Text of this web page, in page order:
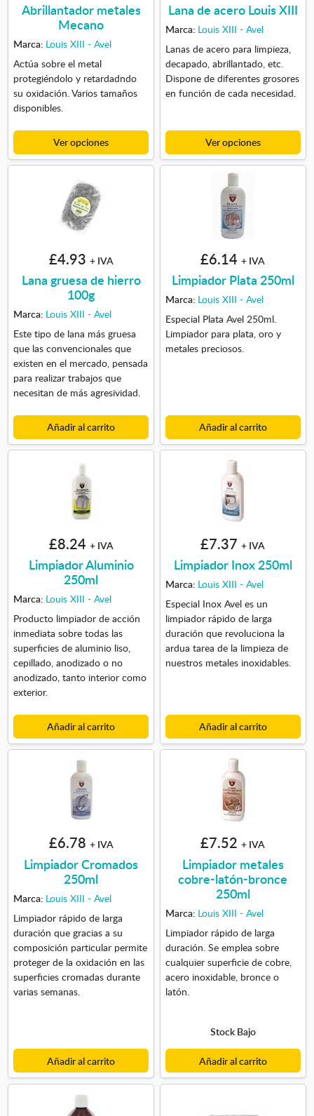
Abrillantador metales
Mecano
Marca: Louis XIII - Avel
Actúa sobre el metal
protegiéndolo y retardadndo
su oxidación. Varios tamaños
disponibles.
Ver opciones
Lana de acero Louis XIII
Marca: Louis XIII - Avel
Lanas de acero para limpieza,
decapado, abrillantado, etc.
Dispone de diferentes grosores
en función de cada necesidad.
Ver opciones
£4.93 + IVA
Lana gruesa de hierro
100g
Marca: Louis XIII - Avel
Este tipo de lana más gruesa
que las convencionales que
existen en el mercado, pensada
para realizar trabajos que
necesitan de más agresividad.
Añadir al carrito
£6.14 + IVA
Limpiador Plata 250ml
Marca: Louis XIII - Avel
Especial Plata Avel 250ml.
Limpiador para plata, oro y
metales preciosos.
Añadir al carrito
£8.24 + IVA
Limpiador Aluminio
250ml
Marca: Louis XIII - Avel
Producto limpiador de acción
inmediata sobre todas las
superficies de aluminio liso,
cepillado, anodizado o no
anodizado, tanto interior como
exterior.
Añadir al carrito
£7.37 + IVA
Limpiador Inox 250ml
Marca: Louis XIII - Avel
Especial Inox Avel es un
limpiador rápido de larga
duración que revoluciona la
ardua tarea de la limpieza de
nuestros metales inoxidables.
Añadir al carrito
£6.78 + IVA
Limpiador Cromados
250ml
Marca: Louis XIII - Avel
Limpiador rápido de larga
duración que gracias a su
composición particular permite
proteger de la oxidación en las
superficies cromadas durante
varias semanas.
Añadir al carrito
£7.52 + IVA
Limpiador metales
cobre-latón-bronce
250ml
Marca: Louis XIII - Avel
Limpiador rápido de larga
duración. Se emplea sobre
cualquier superficie de cobre,
acero inoxidable, bronce o
latón.
Stock Bajo
Añadir al carrito